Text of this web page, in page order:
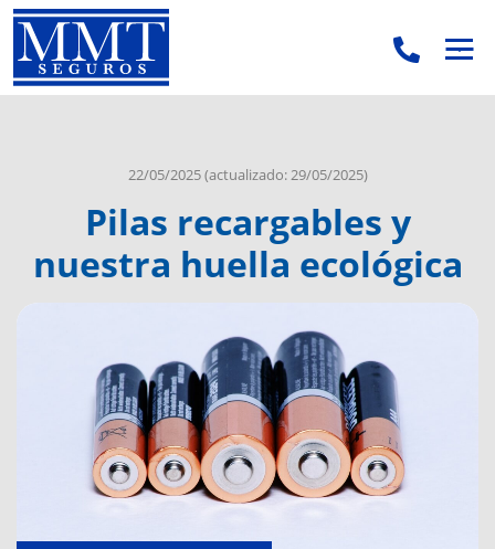
..
22/05/2025(actualizado: 29/05/2025)
Pilas recargables y
nuestra huella ecológica